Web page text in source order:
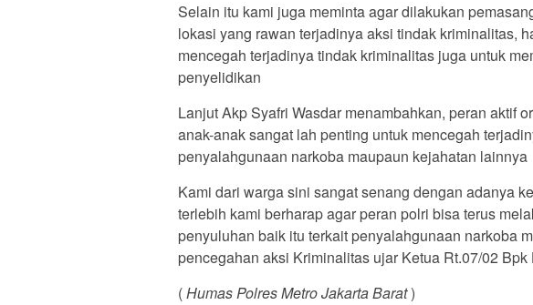
Selain itu kami juga meminta agar dilakukan
lokasi yang rawan terjadinya aksi tindak kriminalitas,
mencegah terjadinya tindak kriminalitas juga untuk
penyelidikan
Lanjut Akp Syafri Wasdar menambahkan, peran aktif
anak-anak sangat lah penting untuk mencegah
penyalahgunaan narkoba maupaun kejahatan lainnya
Kami dari warga sini sangat senang dengan adanya
terlebih kami berharap agar peran polri bisa terus
penyuluhan baik itu terkait penyalahgunaan narkoba
pencegahan aksi Kriminalitas ujar Ketua Rt.07/02 Bpk
(Humas Polres Metro Jakarta Barat)